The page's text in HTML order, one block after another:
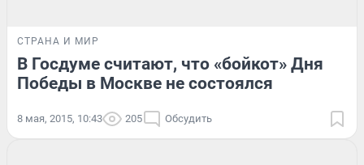
СТРАНА И МИР
В Госдуме считают, что «бойкот» Дня
Победы в Москве не состоялся
8 мая, 2015, 10:43 205 Обсудить